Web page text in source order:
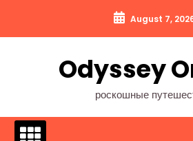
содержимому
August 7,
Odyssey
роскошные